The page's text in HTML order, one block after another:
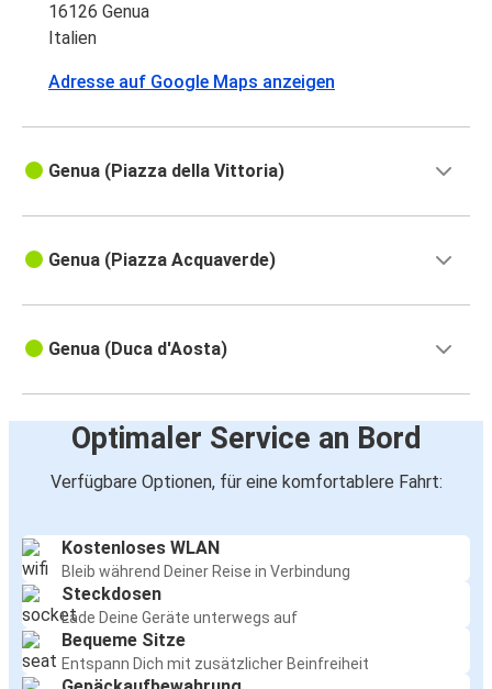
16126 Genua
Italien
Adresse auf Google Maps anzeigen
Genua (Piazza della Vittoria)
Genua (Piazza Acquaverde)
Genua (Duca d'Aosta)
Optimaler Service an Bord
Verfügbare Optionen, für eine komfortablere Fahrt:
Kostenloses WLAN
Bleib während Deiner Reise in Verbindung
Steckdosen
Lade Deine Geräte unterwegs auf
Bequeme Sitze
Entspann Dich mit zusätzlicher Beinfreiheit